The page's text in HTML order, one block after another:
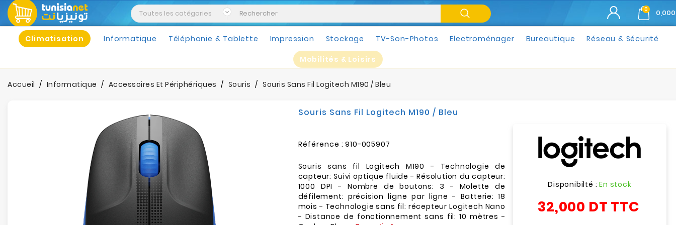
0
Climatisation Informatique Téléphonie & Tablette Impression Stockage TV-Son-Photos Electroménager Bureautique Réseau & Sécurité
Mobilités & Loisirs
Accueil Informatique Accessoires Et Périphériques Souris Souris Sans Fil Logitech M190 / Bleu
Souris Sans Fil Logitech M190 / Bleu
Référence : 910-005907
Souris sans fil Logitech M190 - Technologie de
capteur: Suivi optique fluide - Résolution du capteur:
1000 DPI - Nombre de boutons: 3 - Molette de
défilement: précision ligne par ligne - Batterie: 18
mois - Technologie sans fil: récepteur Logitech Nano
- Distance de fonctionnement sans fil: 10 mètres -
Disponibilté :En stock
32,000 DT TTC